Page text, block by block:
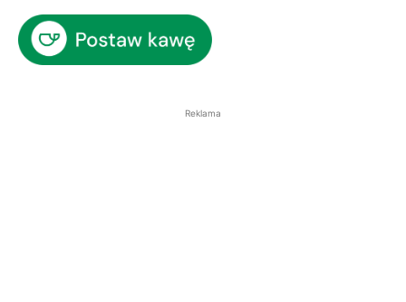
Reklama